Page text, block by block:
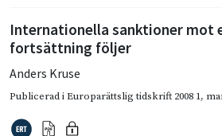
Internationella sanktioner mot
fortsättning följer
Anders Kruse
Publicerad iEuroparättslig tidskrift 2008 1,